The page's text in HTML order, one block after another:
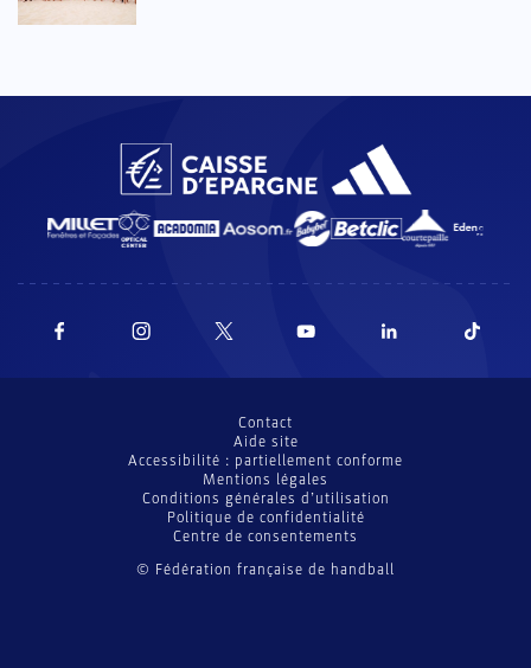
© Fédération française de handball
Contact
Aide site
Accessibilité : partiellement conforme
Mentions légales
Conditions générales d’utilisation
Politique de confidentialité
Centre de consentements